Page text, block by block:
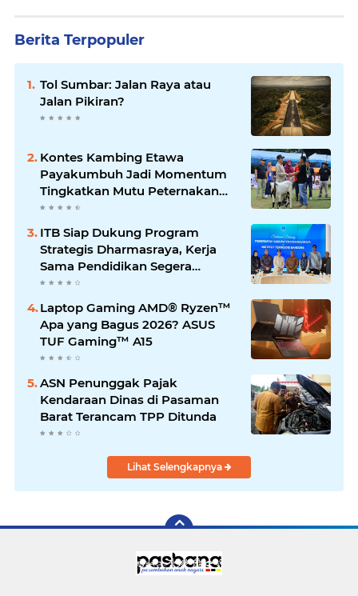
Berita Terpopuler
Tol Sumbar: Jalan Raya atau
Jalan Pikiran?
Kontes Kambing Etawa
Payakumbuh Jadi Momentum
Tingkatkan Mutu Peternakan
Lokal
ITB Siap Dukung Program
Strategis Dharmasraya, Kerja
Sama Pendidikan Segera
Difinalkan
Laptop Gaming AMD® Ryzen™
Apa yang Bagus 2026? ASUS
TUF Gaming™ A15
ASN Penunggak Pajak
Kendaraan Dinas di Pasaman
Barat Terancam TPP Ditunda
Lihat Selengkapnya